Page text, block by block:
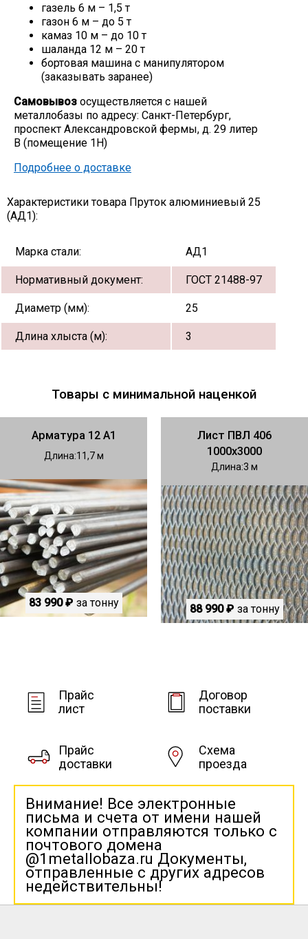
газель 6 м – 1,5 т
газон 6 м – до 5 т
камаз 10 м – до 10 т
шаланда 12 м – 20 т
бортовая машина с манипулятором
(заказывать заранее)
Самовывоз осуществляется с нашей
металлобазы по адресу: Санкт-Петербург,
проспект Александровской фермы, д. 29 литер
В (помещение 1Н)
Подробнее о доставке
Характеристики товара Пруток алюминиевый 25
(АД1):
Марка стали: АД1
Нормативный документ: ГОСТ 21488-97
Диаметр (мм): 25
Длина хлыста (м): 3
Товары с минимальной наценкой
Арматура 12 А1
Длина 11,7
83 990 ₽ за тонну
Лист ПВЛ 406
1000х3000
Длина 3
88 990 ₽ за тонну
Прайс
лист
Договор
поставки
Прайс
доставки
Схема
проезда
Внимание! Все электронные
письма и счета от имени нашей
компании отправляются только с
почтового домена
@1metallobaza.ru Документы,
отправленные с других адресов
недействительны!